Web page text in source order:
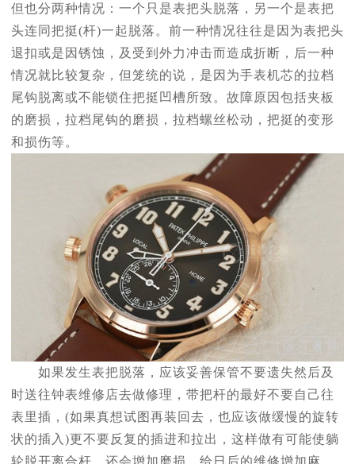
但也分两种情况：一个只是表把头脱落，另一个是表把
头连同把挺(杆)一起脱落。前一种情况往往是因为表把头
退扣或是因锈蚀，及受到外力冲击而造成折断，后一种
情况就比较复杂，但笼统的说，是因为手表机芯的拉档
尾钩脱离或不能锁住把挺凹槽所致。故障原因包括夹板
的磨损，拉档尾钩的磨损，拉档螺丝松动，把挺的变形
和损伤等。
如果发生表把脱落，应该妥善保管不要遗失然后及
时送往钟表维修店去做修理，带把杆的最好不要自己往
表里插，(如果真想试图再装回去，也应该做缓慢的旋转
状的插入)更不要反复的插进和拉出，这样做有可能使躺